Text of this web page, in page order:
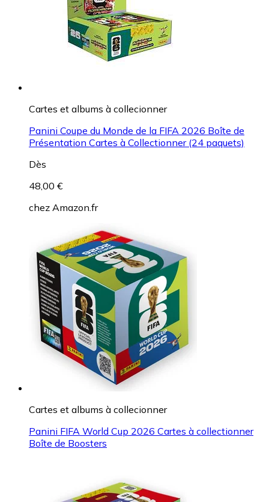
Cartes et albums à collecionner
Panini Coupe du Monde de la FIFA 2026 Boîte de
Présentation Cartes à Collectionner (24 paquets)
Dès
48,00 €
chez Amazon.fr
Cartes et albums à collecionner
Panini FIFA World Cup 2026 Cartes à collectionner
Boîte de Boosters